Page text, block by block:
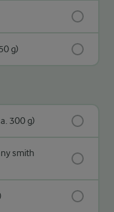
g)
300 g)
smith